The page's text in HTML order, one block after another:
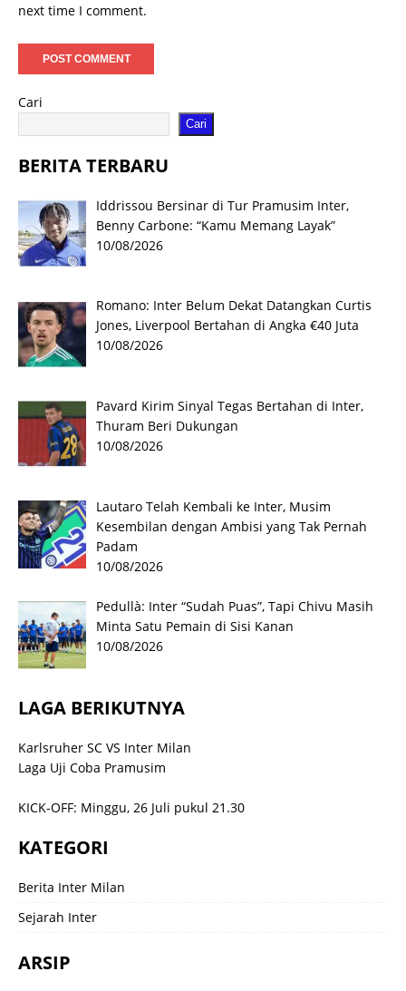
next time I comment.
Cari
Cari
BERITA TERBARU
Iddrissou Bersinar di Tur Pramusim Inter,
Benny Carbone: “Kamu Memang Layak”
10/08/2026
Romano: Inter Belum Dekat Datangkan Curtis
Jones, Liverpool Bertahan di Angka €40 Juta
10/08/2026
Pavard Kirim Sinyal Tegas Bertahan di Inter,
Thuram Beri Dukungan
10/08/2026
Lautaro Telah Kembali ke Inter, Musim
Kesembilan dengan Ambisi yang Tak Pernah
Padam
10/08/2026
Pedullà: Inter “Sudah Puas”, Tapi Chivu Masih
Minta Satu Pemain di Sisi Kanan
10/08/2026
LAGA BERIKUTNYA
Karlsruher SC VS Inter Milan
Laga Uji Coba Pramusim
KICK-OFF: Minggu, 26 Juli pukul 21.30
KATEGORI
Berita Inter Milan
Sejarah Inter
ARSIP